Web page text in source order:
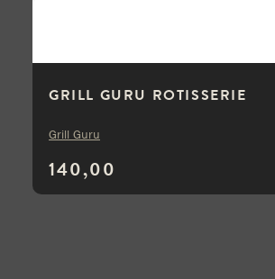
GRILL GURU ROTISSERIE
140,00
Grill Guru